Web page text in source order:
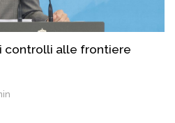
controlli alle frontiere